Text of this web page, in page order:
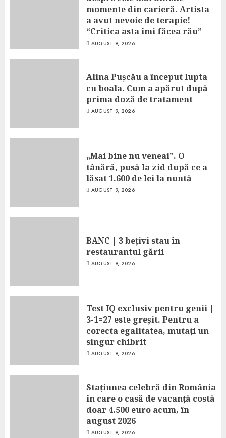
momente din carieră. Artista
a avut nevoie de terapie!
“Critica asta îmi făcea rău”
AUGUST 9, 2026
Alina Pușcău a început lupta
cu boala. Cum a apărut după
prima doză de tratament
AUGUST 9, 2026
„Mai bine nu veneai”. O
tânără, pusă la zid după ce a
lăsat 1.600 de lei la nuntă
AUGUST 9, 2026
BANC | 3 bețivi stau în
restaurantul gării
AUGUST 9, 2026
Test IQ exclusiv pentru genii |
3-1=27 este greșit. Pentru a
corecta egalitatea, mutați un
singur chibrit
AUGUST 9, 2026
Stațiunea celebră din România
în care o casă de vacanță costă
doar 4.500 euro acum, în
august 2026
AUGUST 9, 2026